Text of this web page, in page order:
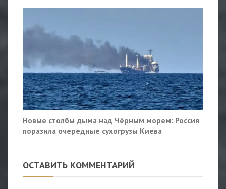
Новые столбы дыма над Чёрным морем: Россия
поразила очередные сухогрузы Киева
ОСТАВИТЬ КОММЕНТАРИЙ